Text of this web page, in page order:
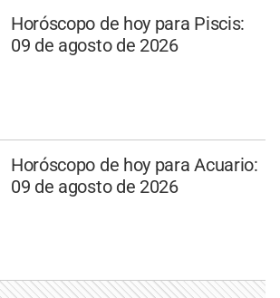
Horóscopo de hoy para Piscis:
09 de agosto de 2026
Horóscopo de hoy para Acuario:
09 de agosto de 2026